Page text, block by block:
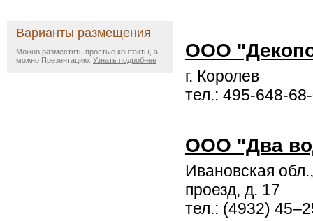
Варианты размещения
Можно разместить простые контакты, а
можно Презентацию. Узнать подробнее ООО
г. Королев
тел.: 495-648-
ООО "Два
Ивановская
проезд, д. 17
тел.: (4932)